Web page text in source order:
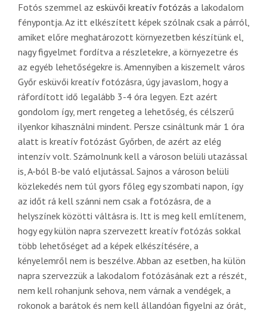
Fotós szemmel az esküvői kreatív fotózás a lakodalom
fénypontja. Az itt elkészített képek szólnak csak a párról,
amiket előre meghatározott környezetben készítünk el,
nagy figyelmet fordítva a részletekre, a környezetre és
az egyéb lehetőségekre is. Amennyiben a kiszemelt város
Győr esküvői kreatív fotózásra, úgy javaslom, hogy a
ráfordított idő legalább 3-4 óra legyen. Ezt azért
gondolom így, mert rengeteg a lehetőség, és célszerű
ilyenkor kihasználni mindent. Persze csináltunk már 1 óra
alatt is kreatív fotózást Győrben, de azért az elég
intenzív volt. Számolnunk kell a városon belüli utazással
is, A-ból B-be való eljutással. Sajnos a városon belüli
közlekedés nem túl gyors főleg egy szombati napon, így
az időt rá kell szánni nem csak a fotózásra, de a
helyszínek közötti váltásra is. Itt is meg kell említenem,
hogy egy külön napra szervezett kreatív fotózás sokkal
több lehetőséget ad a képek elkészítésére, a
kényelemről nem is beszélve. Abban az esetben, ha külön
napra szervezzük a lakodalom fotózásának ezt a részét,
nem kell rohanjunk sehova, nem várnak a vendégek, a
rokonok a barátok és nem kell állandóan figyelni az órát,